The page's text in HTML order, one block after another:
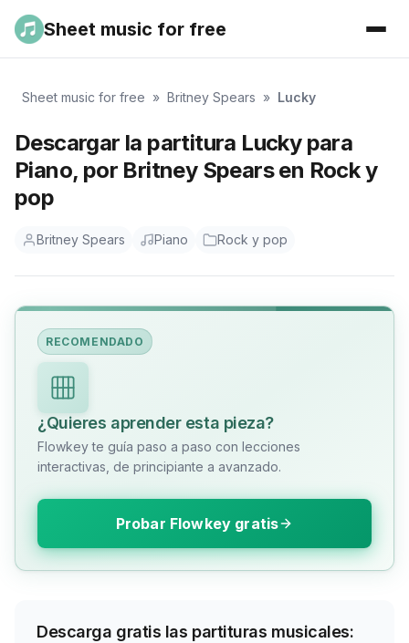
Sheet music for free
Sheet music for free » Britney Spears » Lucky
Descargar la partitura Lucky para
Piano, por Britney Spears en Rock y
pop
Britney Spears Piano Rock y pop
RECOMENDADO
¿Quieres aprender esta pieza?
Flowkey te guía paso a paso con lecciones
interactivas, de principiante a avanzado.
Probar Flowkey gratis
Descarga gratis las partituras musicales: